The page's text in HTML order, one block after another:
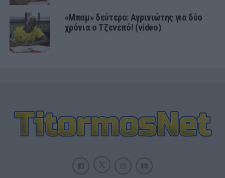
«Μπαμ» δεύτερο: Αγρινιώτης για δύο
χρόνια ο Τζενεπό! (video)